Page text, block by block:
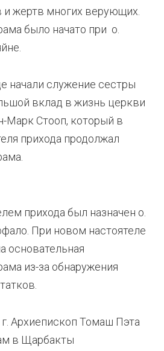
жертв многих верующих.
было начато при о.
начали служение сестры
вклад в жизнь церкви
Марк Стооп, который в
прихода продолжал
прихода был назначен о.
При новом настоятеле
основательная
из-за обнаружения
Архиепископ Томаш Пэта
в Щарбакты